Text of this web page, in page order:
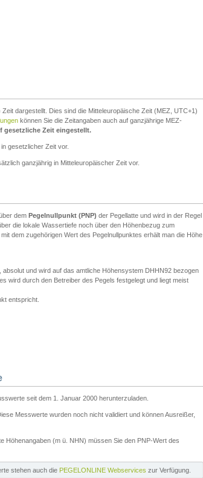
dargestellt. Dies sind die Mitteleuropäische Zeit (MEZ, UTC+1)
können Sie die Zeitangaben auch auf ganzjährige MEZ-
gesetzliche Zeit eingestellt.
gesetzlicher Zeit vor.
ganzjährig in Mitteleuropäischer Zeit vor.
dem Pegelnullpunkt (PNP) der Pegellatte und wird in der Regel
die lokale Wassertiefe noch über den Höhenbezug zum
dem zugehörigen Wert des Pegelnullpunktes erhält man die Höhe
und wird auf das amtliche Höhensystem DHHN92 bezogen
wird durch den Betreiber des Pegels festgelegt und liegt meist
entspricht.
seit dem 1. Januar 2000 herunterzuladen.
Messwerte wurden noch nicht validiert und können Ausreißer,
Höhenangaben (m ü. NHN) müssen Sie den PNP-Wert des
stehen auch die PEGELONLINE Webservices zur Verfügung.